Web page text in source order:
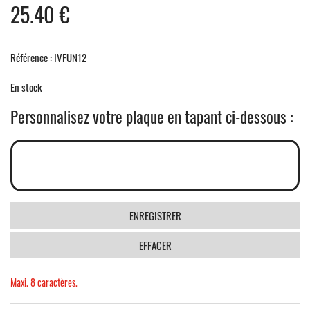
25.40€
Référence : IVFUN12
En stock
Personnalisez votre plaque en tapant ci-dessous :
ENREGISTRER
EFFACER
Maxi. 8 caractères.